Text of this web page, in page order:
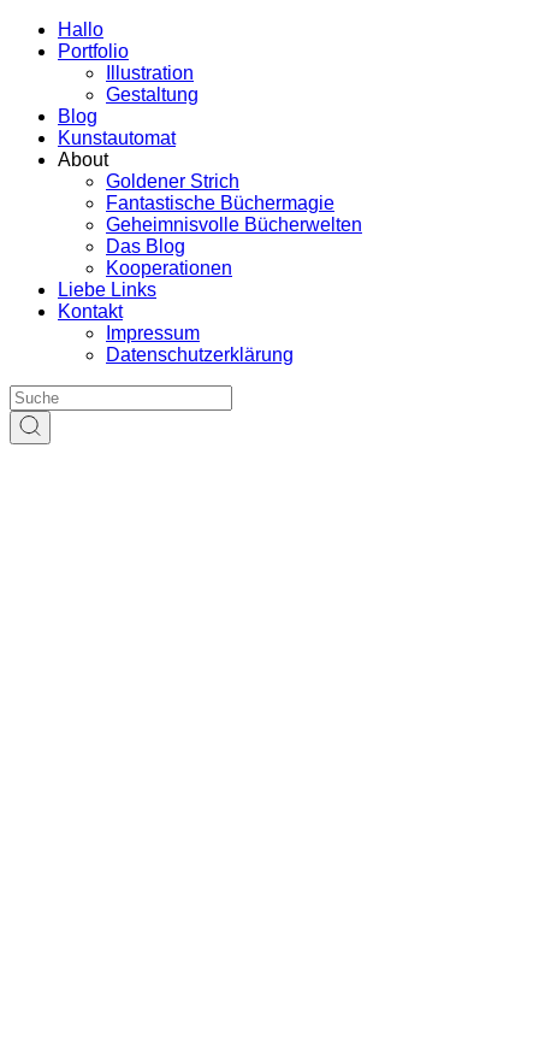
Hallo
Portfolio
Illustration
Gestaltung
Blog
Kunstautomat
About
Goldener Strich
Fantastische Büchermagie
Geheimnisvolle Bücherwelten
Das Blog
Kooperationen
Liebe Links
Kontakt
Impressum
Datenschutzerklärung